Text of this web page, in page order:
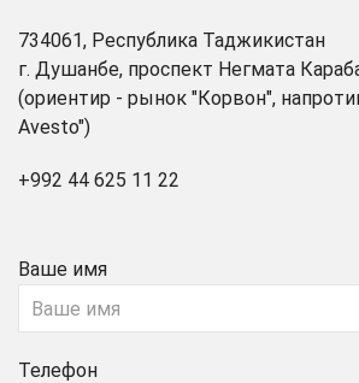
734061, Республика Таджикистан
г. Душанбе, проспект Негмата
(ориентир - рынок "Корвон",
Avesto")
+992 44 625 11 22
Ваше имя
Телефон